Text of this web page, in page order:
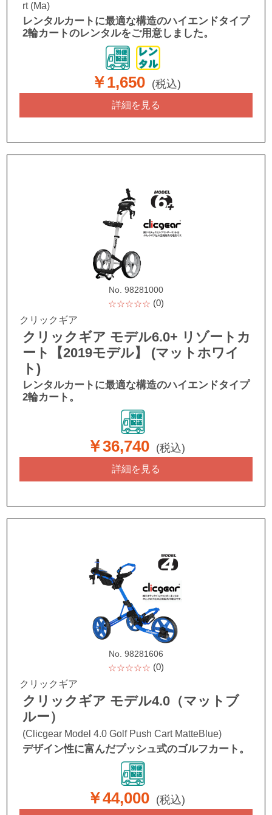
rt (Ma)
レンタルカートに最適な構造のハイエンドタイプ
2輪カートのレンタルをご用意しました。
￥1,650 (税込)
詳細を見る
No. 98281000
☆☆☆☆☆ (0)
クリックギア
クリックギア モデル6.0+ リゾートカ
ート【2019モデル】 (マットホワイ
ト)
レンタルカートに最適な構造のハイエンドタイプ
2輪カート。
￥36,740 (税込)
詳細を見る
No. 98281606
☆☆☆☆☆ (0)
クリックギア
クリックギア モデル4.0（マットブ
ルー）
(Clicgear Model 4.0 Golf Push Cart MatteBlue)
デザイン性に富んだプッシュ式のゴルフカート。
￥44,000 (税込)